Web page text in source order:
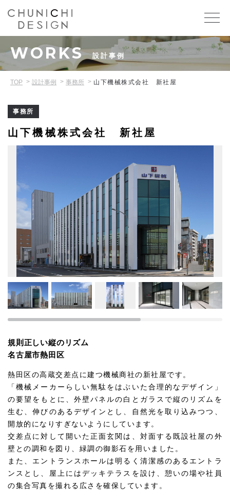
WORKS 設計事例
TOP 設計事例 事務所 山下機械株式会社 新社屋
事務所
山下機械株式会社 新社屋
規則正しい縦のリズム
名古屋市熱田区
熱田区の高蔵交差点に建つ機械商社の新社屋です。
「機械メーカーらしい無駄をはぶいた合理的なデザイン」
の要望をもとに、外壁パネルの白とガラスで縦のリズムを
生む、伸びのあるデザインとし、自然光を取り込みつつ、
開放的になりすぎないようにしています。
交差点に対して開いた正面玄関は、対面する既設社屋の外
壁との調和を図り、緑調の御影石を用いました。
また、エントランスホールは明るく清潔感のあるエントラ
ンスとし、屋上にはデッキテラスを設け、憩いの場や社員
の集合写真を撮れる広さを確保しています。